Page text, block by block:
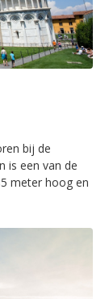
bij de
is een van de
meter hoog en